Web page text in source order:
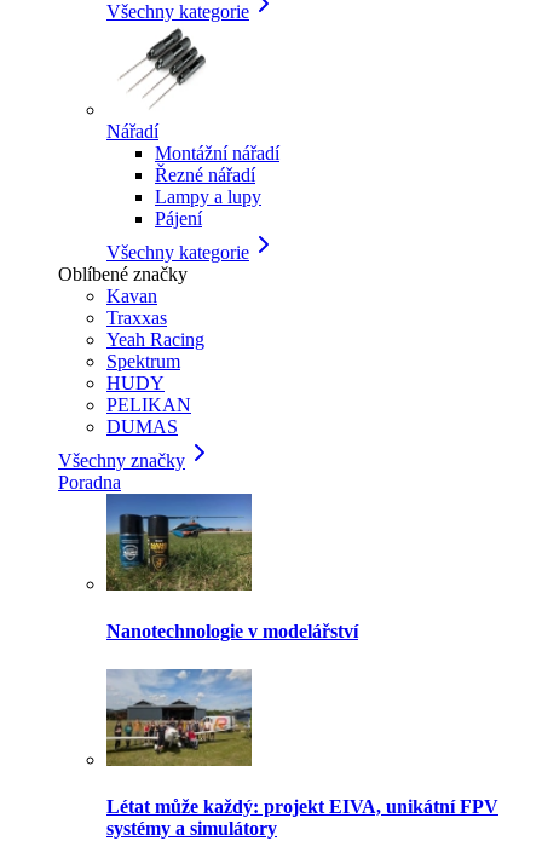
Všechny kategorie
Nářadí
Montážní nářadí
Řezné nářadí
Lampy a lupy
Pájení
Všechny kategorie
Oblíbené značky
Kavan
Traxxas
Yeah Racing
Spektrum
HUDY
PELIKAN
DUMAS
Všechny značky
Poradna
Nanotechnologie v modelářství
Létat může každý: projekt EIVA, unikátní FPV
systémy a simulátory